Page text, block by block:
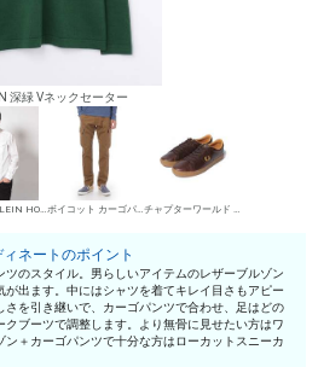
深緑 Vネックセーター
MICHEL KLEIN HOMME シャツ ボイコット カーゴパンツ チャプターワールド ローカットスニーカー
ィネートのポイント
のスタイル。男らしいアイテムのレザーブルゾン
出ます。中にはシャツを着てキレイ目さもアピー
さを引き継いで、カーゴパンツで合わせ、足はどの
ブーツで調整します。より無骨に見せたい方はワ
＋カーゴパンツで十分な方はローカットスニーカ